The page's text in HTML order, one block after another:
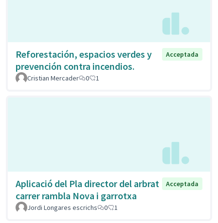
Reforestación, espacios verdes y
prevención contra incendios.
Acceptada
Cristian Mercader 0 1
Aplicació del Pla director del arbrat
carrer rambla Nova i garrotxa
Acceptada
Jordi Longares escrichs 0 1